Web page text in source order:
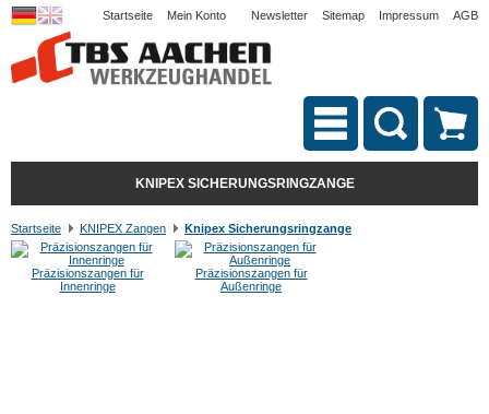
Startseite Mein Konto Newsletter Sitemap Impressum AGB
KNIPEX SICHERUNGSRINGZANGE
Startseite KNIPEX Zangen Knipex Sicherungsringzange
Präzisionszangen für
Innenringe
Präzisionszangen für
Außenringe